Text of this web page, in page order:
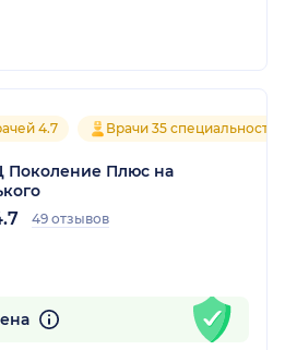
4.7 Врачи 35 специальностей
Поколение Плюс на
49 отзывов